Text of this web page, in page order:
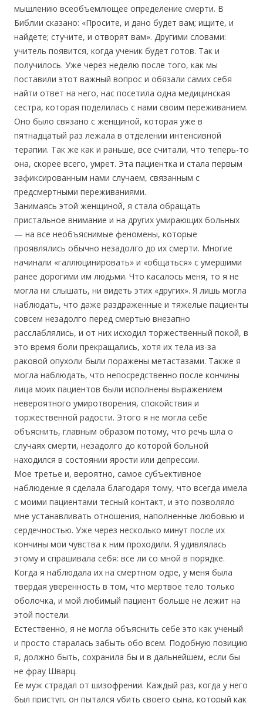
мышлению всеобъемлющее определение смерти. В
Библии сказано: «Просите, и дано будет вам; ищите, и
найдете; стучите, и отворят вам». Другими словами:
учитель появится, когда ученик будет готов. Так и
получилось. Уже через неделю после того, как мы
поставили этот важный вопрос и обязали самих себя
найти ответ на него, нас посетила одна медицинская
сестра, которая поделилась с нами своим переживанием.
Оно было связано с женщиной, которая уже в
пятнадцатый раз лежала в отделении интенсивной
терапии. Так же как и раньше, все считали, что теперь-то
она, скорее всего, умрет. Эта пациентка и стала первым
зафиксированным нами случаем, связанным с
предсмертными переживаниями.
Занимаясь этой женщиной, я стала обращать
пристальное внимание и на других умирающих больных
— на все необъяснимые феномены, которые
проявлялись обычно незадолго до их смерти. Многие
начинали «галлюцинировать» и «общаться» с умершими
ранее дорогими им людьми. Что касалось меня, то я не
могла ни слышать, ни видеть этих «других». Я лишь могла
наблюдать, что даже раздраженные и тяжелые пациенты
совсем незадолго перед смертью внезапно
расслаблялись, и от них исходил торжественный покой, в
это время боли прекращались, хотя их тела из-за
раковой опухоли были поражены метастазами. Также я
могла наблюдать, что непосредственно после кончины
лица моих пациентов были исполнены выражением
невероятного умиротворения, спокойствия и
торжественной радости. Этого я не могла себе
объяснить, главным образом потому, что речь шла о
случаях смерти, незадолго до которой больной
находился в состоянии ярости или депрессии.
Мое третье и, вероятно, самое субъективное
наблюдение я сделала благодаря тому, что всегда имела
с моими пациентами тесный контакт, и это позволяло
мне устанавливать отношения, наполненные любовью и
сердечностью. Уже через несколько минут после их
кончины мои чувства к ним проходили. Я удивлялась
этому и спрашивала себя: все ли со мной в порядке.
Когда я наблюдала их на смертном одре, у меня была
твердая уверенность в том, что мертвое тело только
оболочка, и мой любимый пациент больше не лежит на
этой постели.
Естественно, я не могла объяснить себе это как ученый
и просто старалась забыть обо всем. Подобную позицию
я, должно быть, сохранила бы и в дальнейшем, если бы
не фрау Шварц.
Ее муж страдал от шизофрении. Каждый раз, когда у него
был приступ, он пытался убить своего сына, который как